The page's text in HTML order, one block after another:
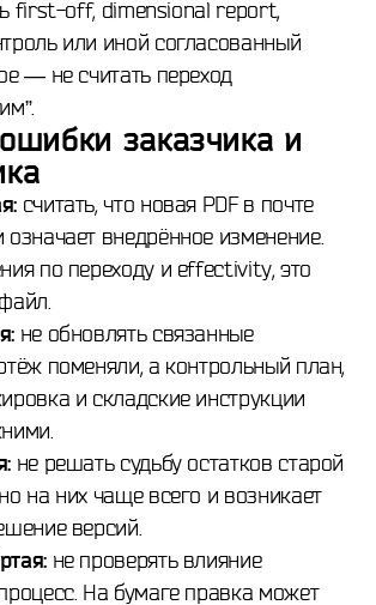
first-off, dimensional report,
или иной согласованный
— не считать переход
заказчика и
считать, что новая PDF в почте
означает внедрённое изменение.
по переходу и effectivity, это
не обновлять связанные
поменяли, а контрольный план,
и складские инструкции
не решать судьбу остатков старой
на них чаще всего и возникает
версий.
не проверять влияние
На бумаге правка может